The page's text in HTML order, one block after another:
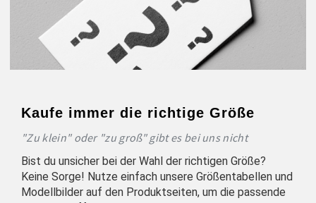
Kaufe immer die richtige Größe
"Zu klein" oder "zu groß" gibt es bei uns nicht
Bist du unsicher bei der Wahl der richtigen Größe?
Keine Sorge! Nutze einfach unsere Größentabellen und
Modellbilder auf den Produktseiten, um die passende